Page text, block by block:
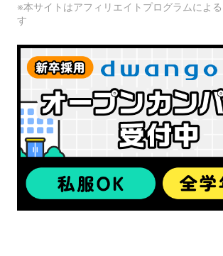
※本サイトはアフィリエイトプログラムによ
す